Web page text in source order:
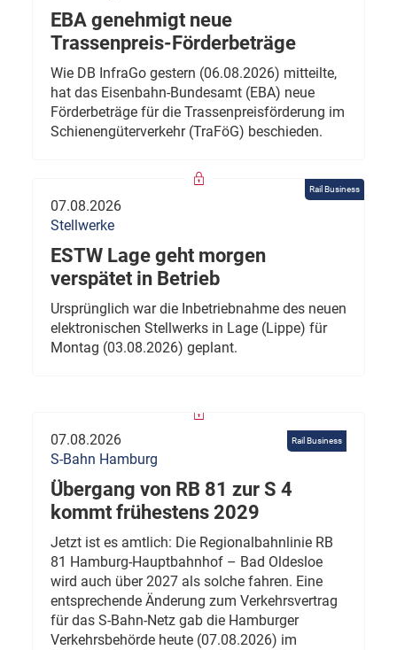
EBA genehmigt neue
Trassenpreis-Förderbeträge
Wie DB InfraGo gestern (06.08.2026) mitteilte,
hat das Eisenbahn-Bundesamt (EBA) neue
Förderbeträge für die Trassenpreisförderung im
Schienengüterverkehr (TraFöG) beschieden.
Rail Business
07.08.2026
Stellwerke
ESTW Lage geht morgen
verspätet in Betrieb
Ursprünglich war die Inbetriebnahme des neuen
elektronischen Stellwerks in Lage (Lippe) für
Montag (03.08.2026) geplant.
Rail Business
07.08.2026
S-Bahn Hamburg
Übergang von RB 81 zur S 4
kommt frühestens 2029
Jetzt ist es amtlich: Die Regionalbahnlinie RB
81 Hamburg-Hauptbahnhof – Bad Oldesloe
wird auch über 2027 als solche fahren. Eine
entsprechende Änderung zum Verkehrsvertrag
für das S-Bahn-Netz gab die Hamburger
Verkehrsbehörde heute (07.08.2026) im